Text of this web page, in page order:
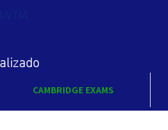
CAMBRIDGE EXAMS